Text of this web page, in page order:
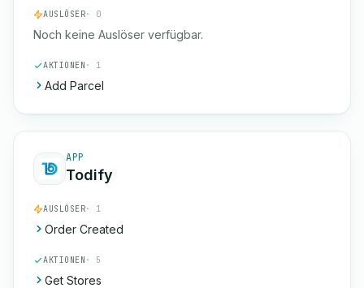
AUSLÖSER· 0
Noch keine Auslöser verfügbar.
AKTIONEN · 1
Add Parcel
APP
Todify
AUSLÖSER· 1
Order Created
AKTIONEN · 5
Get Stores